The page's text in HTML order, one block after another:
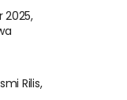
2025,
Rilis,